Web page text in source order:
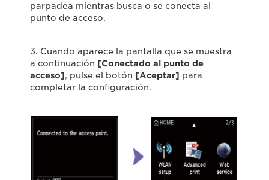
parpadea mientras busca o se conecta al
punto de acceso.
3. Cuando aparece la pantalla que se muestra
a continuación [Conectado al punto de
acceso], pulse el botón [Aceptar] para
completar la configuración.